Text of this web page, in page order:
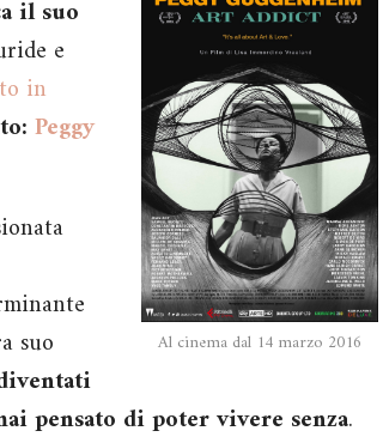
Al cinema dal 14 marzo 2016
il suo
e
in
Peggy
suo
pensato di poter vivere senza.